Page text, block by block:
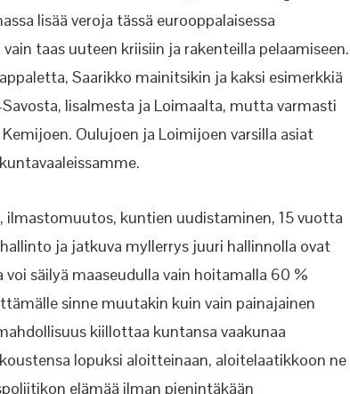
lisää veroja tässä eurooppalaisessa
taas uuteen kriisiin ja rakenteilla pelaamiseen.
Saarikko mainitsikin ja kaksi esimerkkiä
Iisalmesta ja Loimaalta, mutta varmasti
Oulujoen ja Loimijoen varsilla asiat
kuntien uudistaminen, 15 vuotta
ja jatkuva myllerrys juuri hallinnolla ovat
säilyä maaseudulla vain hoitamalla 60 %
sinne muutakin kuin vain painajainen
kiillottaa kuntansa vaakunaa
lopuksi aloitteinaan, aloitelaatikkoon ne
elämää ilman pienintäkään